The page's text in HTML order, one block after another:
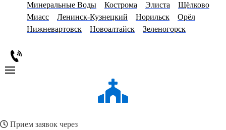
Минеральные Воды
Кострома Элиста
Щёлково
Миасс
Ленинск-Кузнецкий Норильск
Орёл
Нижневартовск
Новоалтайск Зеленогорск
Прием заявок через